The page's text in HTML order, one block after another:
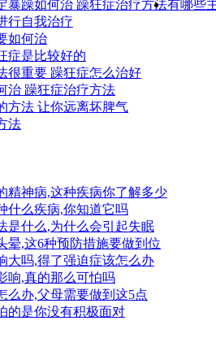
暴躁如何治 躁狂症治疗方法有哪些
行自我治疗
如何治
症是比较好的
很重要 躁狂症怎么治好
治 躁狂症治疗方法
方法 让你远离坏脾气
法
精神病,这种疾病你了解多少
什么疾病,你知道它吗
是什么,为什么会引起失眠
晕,这6种预防措施要做到位
大吗,得了强迫症该怎么办
响,真的那么可怕吗
么办,父母需要做到这5点
的是你没有积极面对